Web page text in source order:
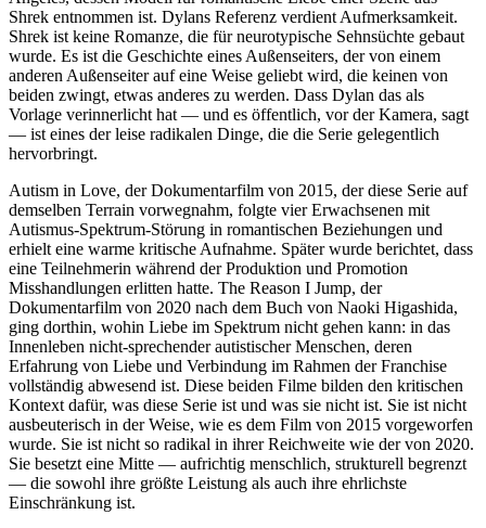
Shrek entnommen ist. Dylans Referenz verdient Aufmerksamkeit.
Shrek ist keine Romanze, die für neurotypische Sehnsüchte gebaut
wurde. Es ist die Geschichte eines Außenseiters, der von einem
anderen Außenseiter auf eine Weise geliebt wird, die keinen von
beiden zwingt, etwas anderes zu werden. Dass Dylan das als
Vorlage verinnerlicht hat — und es öffentlich, vor der Kamera, sagt
— ist eines der leise radikalen Dinge, die die Serie gelegentlich
hervorbringt.
Autism in Love, der Dokumentarfilm von 2015, der diese Serie auf
demselben Terrain vorwegnahm, folgte vier Erwachsenen mit
Autismus-Spektrum-Störung in romantischen Beziehungen und
erhielt eine warme kritische Aufnahme. Später wurde berichtet, dass
eine Teilnehmerin während der Produktion und Promotion
Misshandlungen erlitten hatte. The Reason I Jump, der
Dokumentarfilm von 2020 nach dem Buch von Naoki Higashida,
ging dorthin, wohin Liebe im Spektrum nicht gehen kann: in das
Innenleben nicht-sprechender autistischer Menschen, deren
Erfahrung von Liebe und Verbindung im Rahmen der Franchise
vollständig abwesend ist. Diese beiden Filme bilden den kritischen
Kontext dafür, was diese Serie ist und was sie nicht ist. Sie ist nicht
ausbeuterisch in der Weise, wie es dem Film von 2015 vorgeworfen
wurde. Sie ist nicht so radikal in ihrer Reichweite wie der von 2020.
Sie besetzt eine Mitte — aufrichtig menschlich, strukturell begrenzt
— die sowohl ihre größte Leistung als auch ihre ehrlichste
Einschränkung ist.